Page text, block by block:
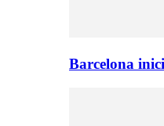
Barcelona